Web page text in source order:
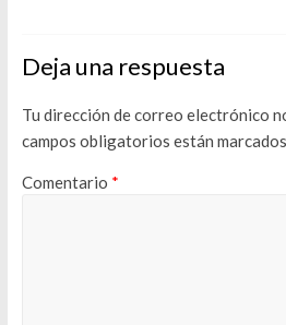
Deja una respuesta
Tu dirección de correo electrónico
campos obligatorios están
Comentario *